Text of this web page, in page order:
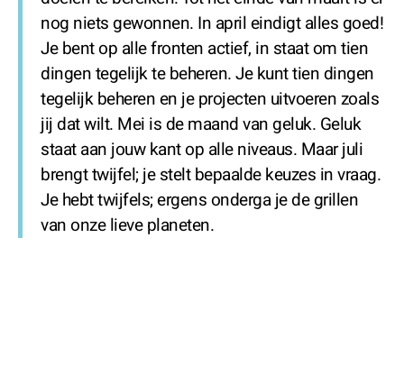
nog niets gewonnen. In april eindigt alles goed!
Je bent op alle fronten actief, in staat om tien
dingen tegelijk te beheren. Je kunt tien dingen
tegelijk beheren en je projecten uitvoeren zoals
jij dat wilt. Mei is de maand van geluk. Geluk
staat aan jouw kant op alle niveaus. Maar juli
brengt twijfel; je stelt bepaalde keuzes in vraag.
Je hebt twijfels; ergens onderga je de grillen
van onze lieve planeten.